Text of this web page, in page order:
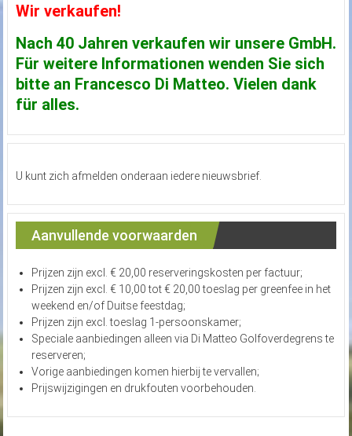
Wir verkaufen!
Nach 40 Jahren verkaufen wir unsere GmbH.
Für weitere Informationen wenden Sie sich
bitte an Francesco Di Matteo. Vielen dank
für alles.
U kunt zich afmelden onderaan iedere nieuwsbrief.
Aanvullende voorwaarden
Prijzen zijn excl. € 20,00 reserveringskosten per factuur;
Prijzen zijn excl. € 10,00 tot € 20,00 toeslag per greenfee in het
weekend en/of Duitse feestdag;
Prijzen zijn excl. toeslag 1-persoonskamer;
Speciale aanbiedingen alleen via Di Matteo Golfoverdegrens te
reserveren;
Vorige aanbiedingen komen hierbij te vervallen;
Prijswijzigingen en drukfouten voorbehouden.